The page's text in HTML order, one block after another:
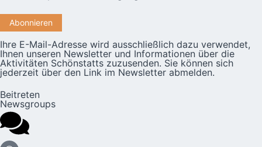
Ihre E-Mail-Adresse wird ausschließlich dazu verwendet,
Ihnen unseren Newsletter und Informationen über die
Aktivitäten Schönstatts zuzusenden. Sie können sich
jederzeit über den Link im Newsletter abmelden.
Beitreten
Newsgroups